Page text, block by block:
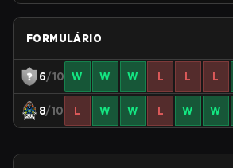
FORMULÁRIO
6/10 W W W L L L
8/10 L W W L W W